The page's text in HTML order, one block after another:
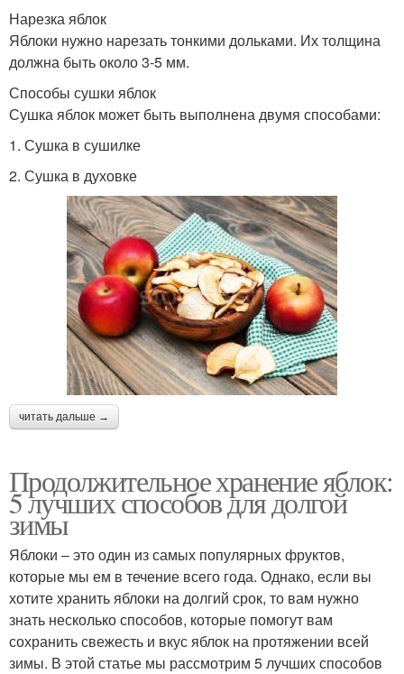
Нарезка яблок
Яблоки нужно нарезать тонкими дольками. Их толщина
должна быть около 3-5 мм.
Способы сушки яблок
Сушка яблок может быть выполнена двумя способами:
1. Сушка в сушилке
2. Сушка в духовке
читать дальше →
Продолжительное хранение яблок:
5 лучших способов для долгой
зимы
Яблоки – это один из самых популярных фруктов,
которые мы ем в течение всего года. Однако, если вы
хотите хранить яблоки на долгий срок, то вам нужно
знать несколько способов, которые помогут вам
сохранить свежесть и вкус яблок на протяжении всей
зимы. В этой статье мы рассмотрим 5 лучших способов